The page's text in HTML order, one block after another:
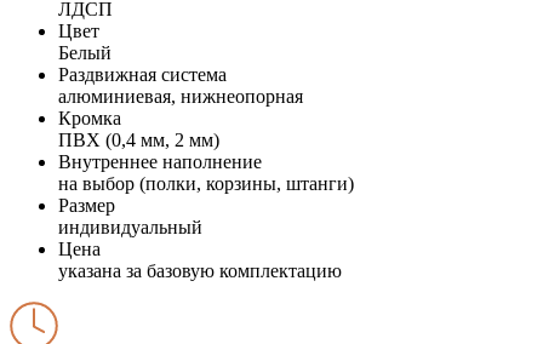
ЛДСП
Цвет
Белый
Раздвижная система
алюминиевая, нижнеопорная
Кромка
ПВХ (0,4 мм, 2 мм)
Внутреннее наполнение
на выбор (полки, корзины, штанги)
Размер
индивидуальный
Цена
указана за базовую комплектацию